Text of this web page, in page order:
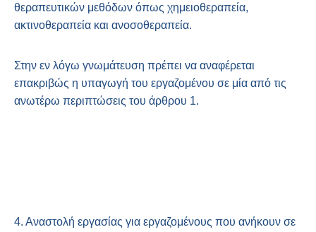
θεραπευτικών μεθόδων όπως χημειοθεραπεία,
ακτινοθεραπεία και ανοσοθεραπεία.
Στην εν λόγω γνωμάτευση πρέπει να αναφέρεται
επακριβώς η υπαγωγή του εργαζομένου σε μία από τις
ανωτέρω περιπτώσεις του άρθρου 1.
4. Αναστολή εργασίας για εργαζομένους που ανήκουν σε